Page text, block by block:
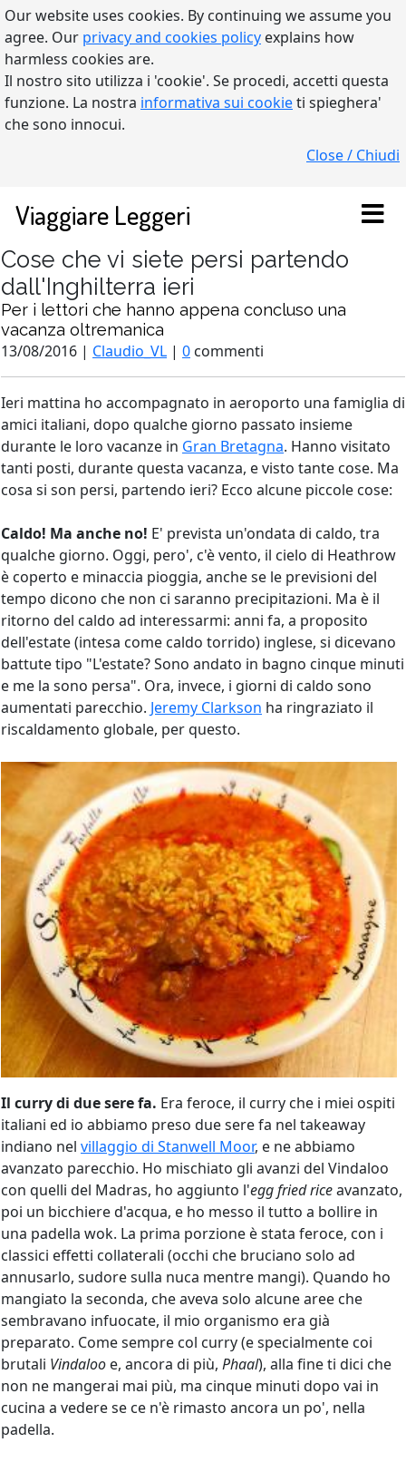
Our website uses cookies. By continuing we assume you
agree. Our privacy and cookies policy explains how
harmless cookies are.
Il nostro sito utilizza i 'cookie'. Se procedi, accetti questa
funzione. La nostra informativa sui cookieti spieghera'
che sono innocui.
Close / Chiudi
Viaggiare Leggeri
Cose che vi siete persi partendo
dall'Inghilterra ieri
Per i lettori che hanno appena concluso una
vacanza oltremanica
13/08/2016 | Claudio_VL | 0 commenti
Ieri mattina ho accompagnato in aeroporto una famiglia di
amici italiani, dopo qualche giorno passato insieme
durante le loro vacanze in Gran Bretagna. Hanno visitato
tanti posti, durante questa vacanza, e visto tante cose. Ma
cosa si son persi, partendo ieri? Ecco alcune piccole cose:
Caldo! Ma anche no! E' prevista un'ondata di caldo, tra
qualche giorno. Oggi, pero', c'è vento, il cielo di Heathrow
è coperto e minaccia pioggia, anche se le previsioni del
tempo dicono che non ci saranno precipitazioni. Ma è il
ritorno del caldo ad interessarmi: anni fa, a proposito
dell'estate (intesa come caldo torrido) inglese, si dicevano
battute tipo "L'estate? Sono andato in bagno cinque minuti
e me la sono persa". Ora, invece, i giorni di caldo sono
aumentati parecchio. Jeremy Clarkson ha ringraziato il
riscaldamento globale, per questo.
Il curry di due sere fa. Era feroce, il curry che i miei ospiti
italiani ed io abbiamo preso due sere fa nel takeaway
indiano nel villaggio di Stanwell Moor, e ne abbiamo
avanzato parecchio. Ho mischiato gli avanzi del Vindaloo
con quelli del Madras, ho aggiunto l'egg fried riceavanzato,
poi un bicchiere d'acqua, e ho messo il tutto a bollire in
una padella wok. La prima porzione è stata feroce, con i
classici effetti collaterali (occhi che bruciano solo ad
annusarlo, sudore sulla nuca mentre mangi). Quando ho
mangiato la seconda, che aveva solo alcune aree che
sembravano infuocate, il mio organismo era già
preparato. Come sempre col curry (e specialmente coi
brutali Vindaloo e, ancora di più, Phaal), alla fine ti dici che
non ne mangerai mai più, ma cinque minuti dopo vai in
cucina a vedere se ce n'è rimasto ancora un po', nella
padella.